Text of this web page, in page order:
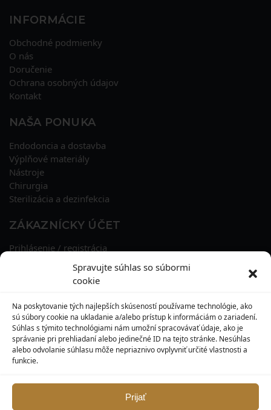
Spravujte súhlas so súbormi
cookie
Na poskytovanie tých najlepších skúseností používame technológie, ako
sú súbory cookie na ukladanie a/alebo prístup k informáciám o zariadení.
Súhlas s týmito technológiami nám umožní spracovávať údaje, ako je
správanie pri prehliadaní alebo jedinečné ID na tejto stránke. Nesúhlas
alebo odvolanie súhlasu môže nepriaznivo ovplyvniť určité vlastnosti a
funkcie.
Prijať
INFORMÁCIE
Obchodné podmienky
O nás
Doručenie
Ochrana osobných údajov
Kontakt
NAŠA PONUKA
Endodoncia a dostavba
Výplňové materiály
Nástroje
Chirurgia
Sterilizácia a dezinfekcia
ZÁKAZNÍCKY ÚČET
Prihlásenie / registrácia
História objednávok
Zľavové kupóny
KONTAKT
MAXILO DENTAL, s. r. o.
917 05 Trnava